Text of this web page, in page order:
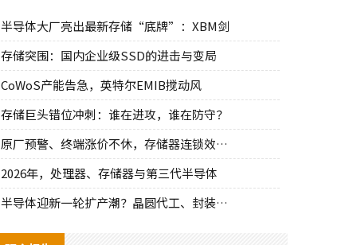
半导体大厂亮出最新存储“底牌”：XBM剑
存储突围：国内企业级SSD的进击与变局
CoWoS产能告急，英特尔EMIB搅动风
存储巨头错位冲刺：谁在进攻，谁在防守？
原厂预警、终端涨价不休，存储器连锁效应持
2026年，处理器、存储器与第三代半导体
半导体迎新一轮扩产潮？晶圆代工、封装、光